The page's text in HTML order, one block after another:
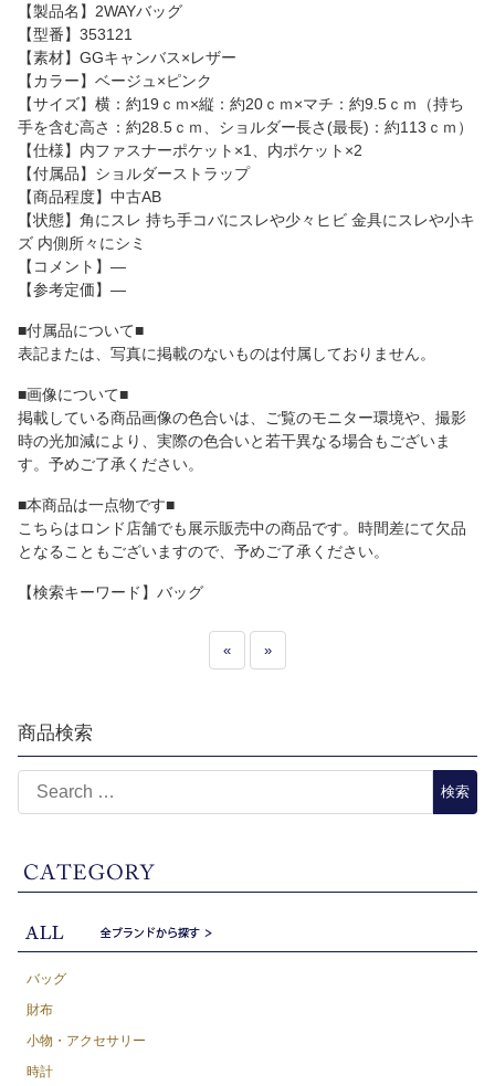
【製品名】2WAYバッグ
【型番】353121
【素材】GGキャンバス×レザー
【カラー】ベージュ×ピンク
【サイズ】横：約19ｃｍ×縦：約20ｃｍ×マチ：約9.5ｃｍ（持ち
手を含む高さ：約28.5ｃｍ、ショルダー長さ(最長)：約113ｃｍ）
【仕様】内ファスナーポケット×1、内ポケット×2
【付属品】ショルダーストラップ
【商品程度】中古AB
【状態】角にスレ 持ち手コバにスレや少々ヒビ 金具にスレや小キ
ズ 内側所々にシミ
【コメント】―
【参考定価】―
■付属品について■
表記または、写真に掲載のないものは付属しておりません。
■画像について■
掲載している商品画像の色合いは、ご覧のモニター環境や、撮影
時の光加減により、実際の色合いと若干異なる場合もございま
す。予めご了承ください。
■本商品は一点物です■
こちらはロンド店舗でも展示販売中の商品です。時間差にて欠品
となることもございますので、予めご了承ください。
【検索キーワード】バッグ
« »
商品検索
バッグ
財布
小物・アクセサリー
時計